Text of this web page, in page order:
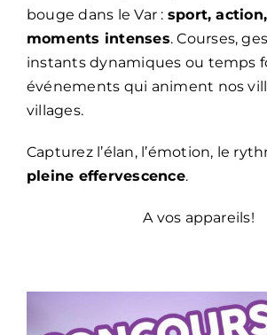
bouge dans le Var : sport,
moments intenses.Courses,
instants dynamiques ou temps
événements qui animent nos
villages.
Capturez l’élan, l’émotion, le
pleine effervescence.
A vos appareils!